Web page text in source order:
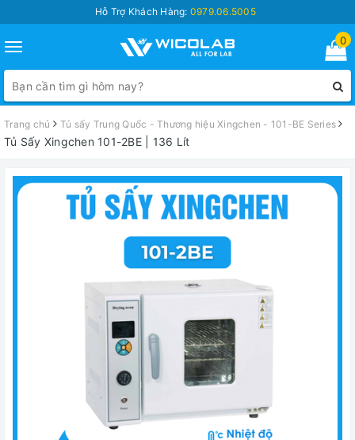
Hỗ Trợ Khách Hàng: 0979.06.5005
Toggle
navigation
0
Trang chủ Tủ sấy Trung Quốc - Thương hiệu Xingchen - 101-BE Series
Tủ Sấy Xingchen 101-2BE | 136 Lít